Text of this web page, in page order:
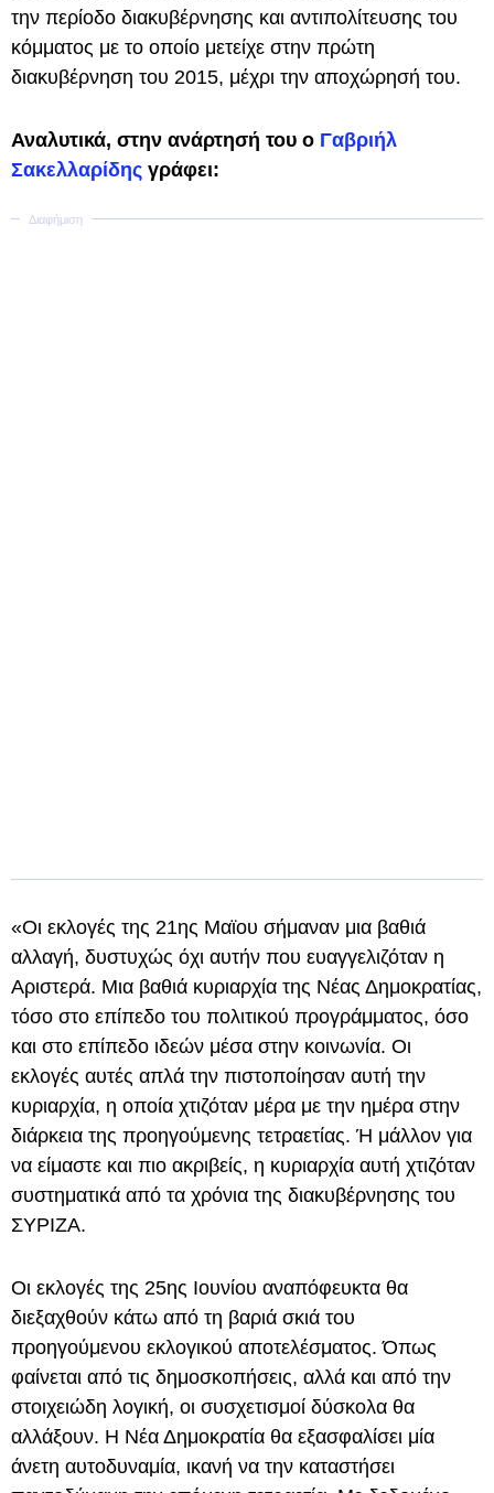
την περίοδο διακυβέρνησης και αντιπολίτευσης του
κόμματος με το οποίο μετείχε στην πρώτη
διακυβέρνηση του 2015, μέχρι την αποχώρησή του.
Αναλυτικά, στην ανάρτησή του ο Γαβριήλ
Σακελλαρίδης γράφει:
«Οι εκλογές της 21ης Μαϊου σήμαναν μια βαθιά
αλλαγή, δυστυχώς όχι αυτήν που ευαγγελιζόταν η
Αριστερά. Μια βαθιά κυριαρχία της Νέας Δημοκρατίας,
τόσο στο επίπεδο του πολιτικού προγράμματος, όσο
και στο επίπεδο ιδεών μέσα στην κοινωνία. Οι
εκλογές αυτές απλά την πιστοποίησαν αυτή την
κυριαρχία, η οποία χτιζόταν μέρα με την ημέρα στην
διάρκεια της προηγούμενης τετραετίας. Ή μάλλον για
να είμαστε και πιο ακριβείς, η κυριαρχία αυτή χτιζόταν
συστηματικά από τα χρόνια της διακυβέρνησης του
ΣΥΡΙΖΑ.
Οι εκλογές της 25ης Ιουνίου αναπόφευκτα θα
διεξαχθούν κάτω από τη βαριά σκιά του
προηγούμενου εκλογικού αποτελέσματος. Όπως
φαίνεται από τις δημοσκοπήσεις, αλλά και από την
στοιχειώδη λογική, οι συσχετισμοί δύσκολα θα
αλλάξουν. Η Νέα Δημοκρατία θα εξασφαλίσει μία
άνετη αυτοδυναμία, ικανή να την καταστήσει